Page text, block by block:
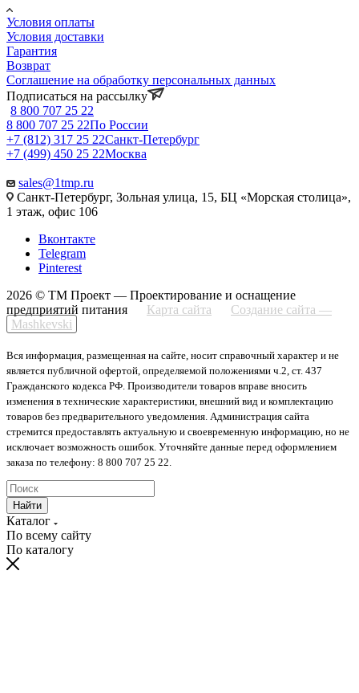
Условия оплаты
Условия доставки
Гарантия
Возврат
Соглашение на обработку персональных данных
Подписаться на рассылку
8 800 707 25 22
8 800 707 25 22По России
+7 (812) 317 25 22Санкт-Петербург
+7 (499) 450 25 22Москва
sales@1tmp.ru
Санкт-Петербург, Зольная улица, 15, БЦ «Морская столица»,
1 этаж, офис 106
Вконтакте
Telegram
Pinterest
2026 © ТМ Проект — Проектирование и оснащение
предприятий питания
Карта сайта
Создание сайта —
Mashkevski
Вся информация, размещенная на сайте, носит справочный характер и не
является публичной офертой, определяемой положениями ч.2, ст. 437
Гражданского кодекса РФ. Производители товаров вправе вносить
изменения в технические характеристики, внешний вид и комплектацию
товаров без предварительного уведомления. Администрация сайта
стремится предоставлять актуальную и своевременную информацию, но не
исключает возможность ошибок. Уточняйте данные перед оформлением
заказа по телефону: 8 800 707 25 22.
Найти
Каталог
По всему сайту
По каталогу